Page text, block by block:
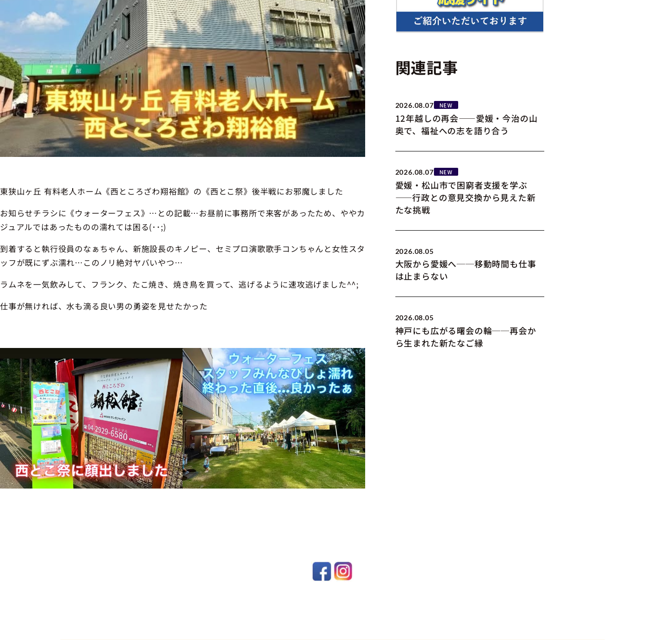
東狭山ヶ丘 有料老人ホーム《西ところざわ翔裕館》の《西とこ祭》後半戦にお邪魔しました
お知らせチラシに《ウォーターフェス》…との記載…お昼前に事務所で来客があったため、ややカ
ジュアルではあったものの濡れては困る(･･;)
到着すると執行役員のなぁちゃん、新施設長のキノピー、セミプロ演歌歌手コンちゃんと女性スタ
ッフが既にずぶ濡れ…このノリ絶対ヤバいやつ…
ラムネを一気飲みして、フランク、たこ焼き、焼き鳥を買って、逃げるように速攻逃げました^^;
仕事が無ければ、水も滴る良い男の勇姿を見せたかった
関連記事
2026.08.07 NEW
12年越しの再会――愛媛・今治の山
奥で、福祉への志を語り合う
2026.08.07 NEW
愛媛・松山市で困窮者支援を学ぶ
――行政との意見交換から見えた新
たな挑戦
2026.08.05
大阪から愛媛へ──移動時間も仕事
は止まらない
2026.08.05
神戸にも広がる曙会の輪──再会か
ら生まれた新たなご縁